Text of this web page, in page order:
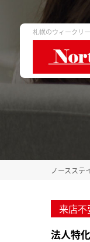
札幌のウィークリ
ノースステ
来店不
法人特